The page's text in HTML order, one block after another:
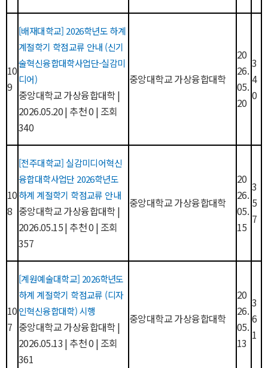
10
9
[배재대학교] 2026학년도 하계
계절학기 학점교류 안내 (신기
술혁신융합대학사업단-실감미
디어)
중앙대학교 가상융합대학|
2026.05.20| 추천 0 | 조회
340
중앙대학교 가상융합대학
20
26.
05.
20
3
4
0
10
8
[전주대학교] 실감미디어혁신
융합대학사업단 2026학년도
하계 계절학기 학점교류 안내
중앙대학교 가상융합대학|
2026.05.15| 추천 0 | 조회
357
중앙대학교 가상융합대학
20
26.
05.
15
3
5
7
10
7
[계원예술대학교] 2026학년도
하계 계절학기 학점교류 (디자
인혁신융합대학) 시행
중앙대학교 가상융합대학|
2026.05.13| 추천 0 | 조회
361
중앙대학교 가상융합대학
20
26.
05.
13
3
6
1